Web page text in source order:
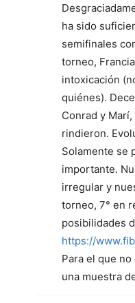
ha sido
semifinales
torneo,
intoxicación
quiénes).
Conrad y
rindieron.
Solamente se
importante.
irregular y
torneo, 7° en
posibilidades
https://
Para el que
una muestra